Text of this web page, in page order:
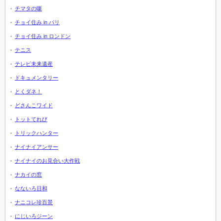
チマタの噺
チョイ住み in パリ
チョイ住み in ロンドン
テニス
テレビ未来遺産
ドキュメンタリー
とくダネ！
どさんこワイド
トットてれび
トリックハンター
ナイナイアンサー
ナイナイのお見合い大作戦
ナカイの窓
なないろ日和
ナニコレ珍百景
にじいろジーン